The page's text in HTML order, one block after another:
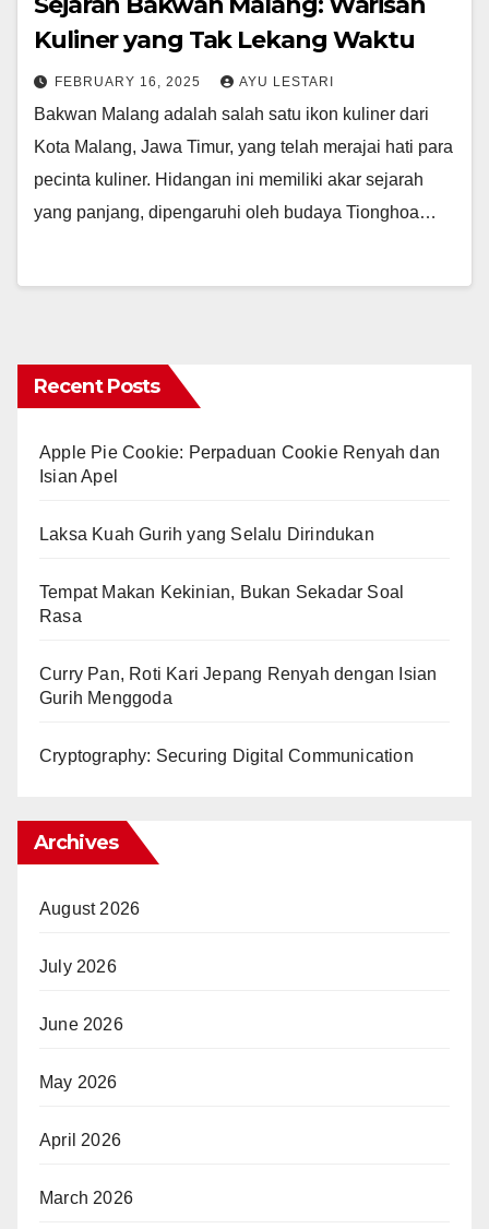
Kuliner yang Tak Lekang Waktu
FEBRUARY 16, 2025 AYU LESTARI
Bakwan Malang adalah salah satu ikon kuliner dari
Kota Malang, Jawa Timur, yang telah merajai hati para
pecinta kuliner. Hidangan ini memiliki akar sejarah
yang panjang, dipengaruhi oleh budaya Tionghoa…
Recent Posts
Apple Pie Cookie: Perpaduan Cookie Renyah dan
Isian Apel
Laksa Kuah Gurih yang Selalu Dirindukan
Tempat Makan Kekinian, Bukan Sekadar Soal
Rasa
Curry Pan, Roti Kari Jepang Renyah dengan Isian
Gurih Menggoda
Cryptography: Securing Digital Communication
Archives
August 2026
July 2026
June 2026
May 2026
April 2026
March 2026